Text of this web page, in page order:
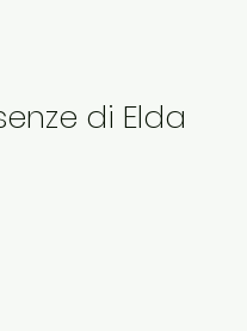
di Elda